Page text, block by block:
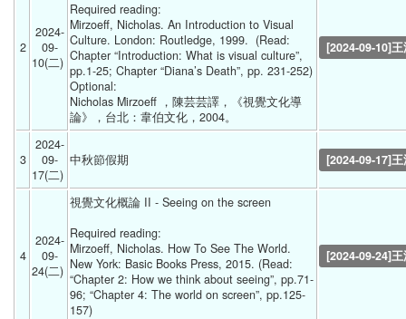
2
2024-
09-
10(二)
Required reading:
Mirzoeff, Nicholas. An Introduction to Visual
Culture. London: Routledge, 1999.  (Read:
Chapter “Introduction: What is visual culture”,
pp.1-25; Chapter “Diana’s Death”, pp. 231-252)
Optional:
Nicholas Mirzoeff ，陳芸芸譯，《視覺文化導
論》，台北：韋伯文化，2004。
[2024-09-10]
3
2024-
09-
17(二)
中秋節假期 [2024-09-17]
4
2024-
09-
24(二)
視覺文化概論 II - Seeing on the screen
Required reading:
Mirzoeff, Nicholas. How To See The World.
New York: Basic Books Press, 2015. (Read:
“Chapter 2: How we think about seeing”, pp.71-
96; “Chapter 4: The world on screen”, pp.125-
157)
[2024-09-24]